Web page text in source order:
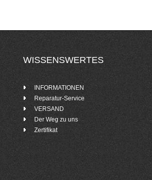
WISSENSWERTES
INFORMATIONEN
Reparatur-Service
VERSAND
Der Weg zu uns
Zertifikat